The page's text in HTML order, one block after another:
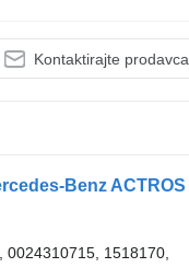
Kontaktirajte prodavca
1518170,